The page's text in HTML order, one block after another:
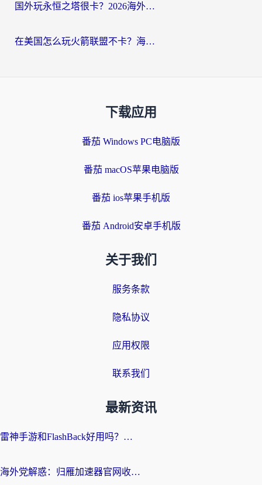
国外玩永恒之塔很卡？2026海外党国服游戏加速器终极指南（附街头篮球坦克世界实测）
在美国怎么玩火箭联盟不卡？海外玩家国服游戏加速终极指南（附明日方舟美版王者荣耀优化技巧）
下载应用
番茄 Windows PC电脑版
番茄 macOS苹果电脑版
番茄 ios苹果手机版
番茄 Android安卓手机版
关于我们
服务条款
隐私协议
应用权限
联系我们
最新资讯
雷神手游和FlashBack好用吗？海外党亲测指南，避开破解版坑轻松访问国内资源
海外党解惑：归雁加速器官网收费吗？+3个回国加速问题的真实答案